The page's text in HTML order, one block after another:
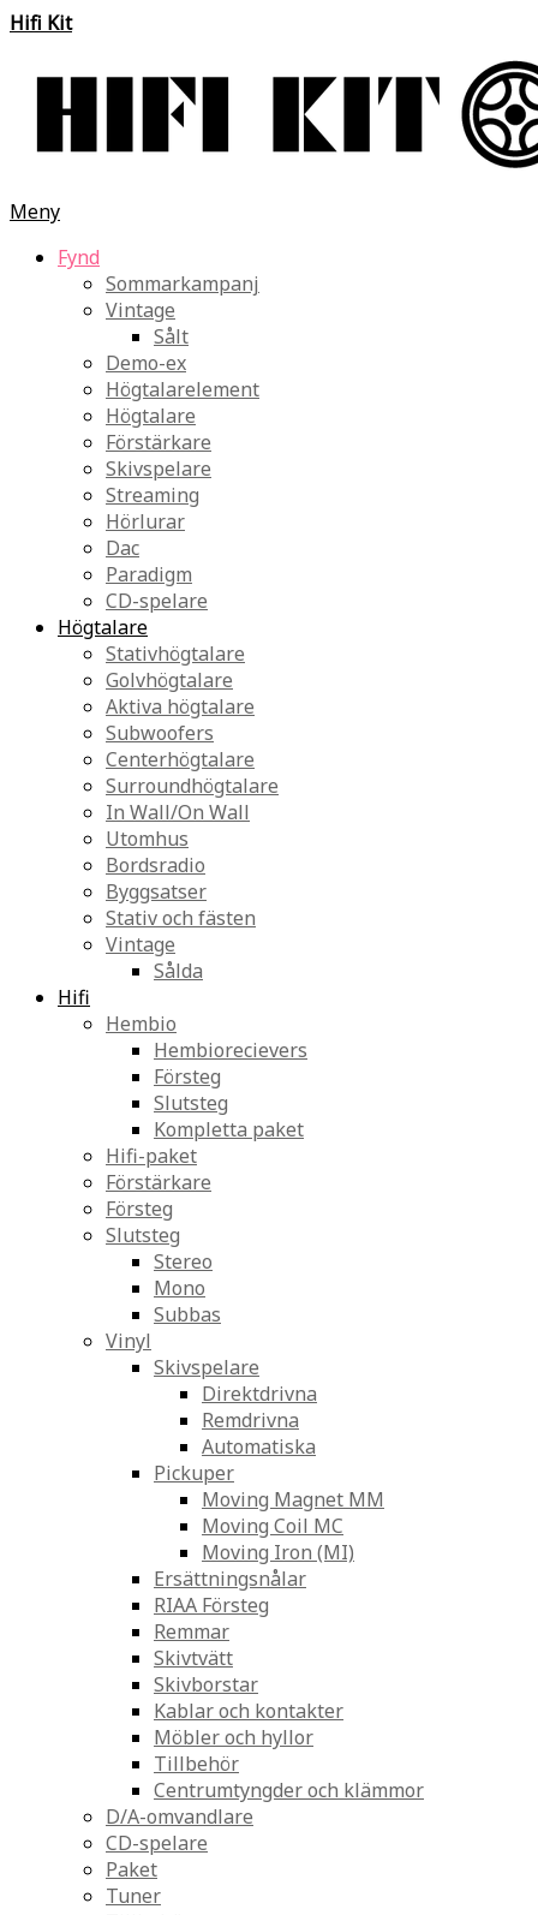
Hifi Kit
Meny
Fynd
Sommarkampanj
Vintage
Sålt
Demo-ex
Högtalarelement
Högtalare
Förstärkare
Skivspelare
Streaming
Hörlurar
Dac
Paradigm
CD-spelare
Högtalare
Stativhögtalare
Golvhögtalare
Aktiva högtalare
Subwoofers
Centerhögtalare
Surroundhögtalare
In Wall/On Wall
Utomhus
Bordsradio
Byggsatser
Stativ och fästen
Vintage
Sålda
Hifi
Hembio
Hembiorecievers
Försteg
Slutsteg
Kompletta paket
Hifi-paket
Förstärkare
Försteg
Slutsteg
Stereo
Mono
Subbas
Vinyl
Skivspelare
Direktdrivna
Remdrivna
Automatiska
Pickuper
Moving Magnet MM
Moving Coil MC
Moving Iron (MI)
Ersättningsnålar
RIAA Försteg
Remmar
Skivtvätt
Skivborstar
Kablar och kontakter
Möbler och hyllor
Tillbehör
Centrumtyngder och klämmor
D/A-omvandlare
CD-spelare
Paket
Tuner